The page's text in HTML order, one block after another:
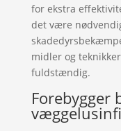
for ekstra
det være
midler og
fuldstændig.
Forebygger